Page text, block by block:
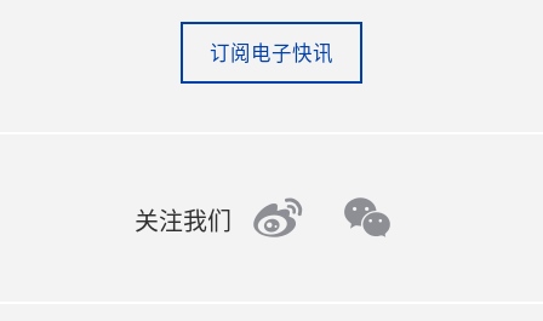
订阅电子快讯
关注我们 weibowechat